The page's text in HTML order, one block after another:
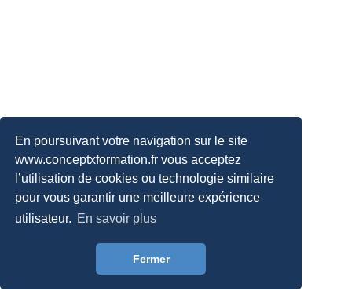
En poursuivant votre navigation sur le site
www.conceptxformation.fr vous acceptez
l’utilisation de cookies ou technologie similaire
pour vous garantir une meilleure expérience
utilisateur. En savoir plus
Fermer